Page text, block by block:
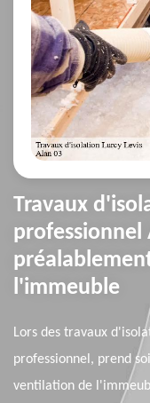
Travaux
professionnel
l'immeuble
Lors des travaux
professionnel, prend
ventilation de